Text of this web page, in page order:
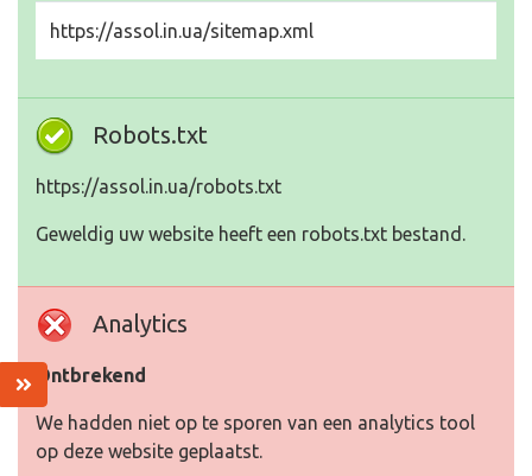
https://assol.in.ua/sitemap.xml
Robots.txt
https://assol.in.ua/robots.txt
Geweldig uw website heeft een robots.txt bestand.
Analytics
Ontbrekend
We hadden niet op te sporen van een analytics tool
op deze website geplaatst.